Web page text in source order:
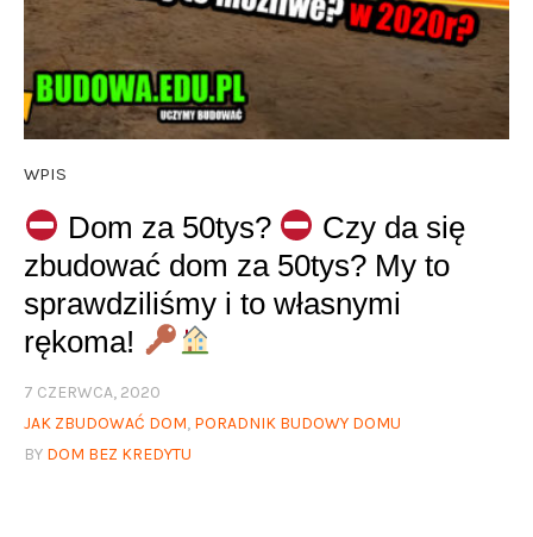
WPIS
Dom za 50tys?
Czy da się
zbudować dom za 50tys? My to
sprawdziliśmy i to własnymi
rękoma!
7 CZERWCA, 2020
JAK ZBUDOWAĆ DOM, PORADNIK BUDOWY DOMU
BY DOM BEZ KREDYTU